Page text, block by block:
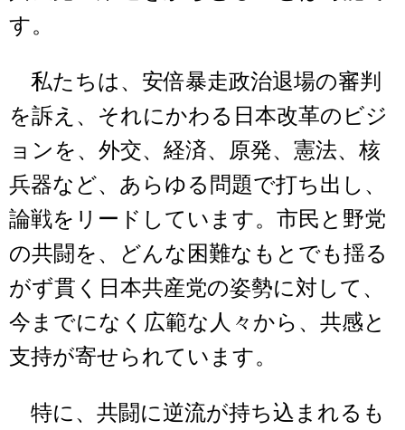
す。
私たちは、安倍暴走政治退場の審判
を訴え、それにかわる日本改革のビジ
ョンを、外交、経済、原発、憲法、核
兵器など、あらゆる問題で打ち出し、
論戦をリードしています。市民と野党
の共闘を、どんな困難なもとでも揺る
がず貫く日本共産党の姿勢に対して、
今までになく広範な人々から、共感と
支持が寄せられています。
特に、共闘に逆流が持ち込まれるも